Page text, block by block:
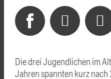
Die drei Jugendlichen im
Jahren spannten kurz